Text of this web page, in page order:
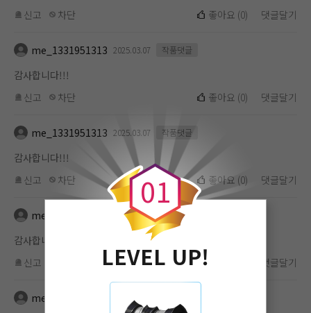
신고
차단 좋아요 (0) 댓글달기
me_1331951313 2025.03.07 작품댓글
감사합니다!!!
신고
차단 좋아요 (0) 댓글달기
me_1331951313 2025.03.07 작품댓글
감사합니다!!!
신고
차단 좋아요 (0) 댓글달기
me_1331951313 2025.03.07 작품댓글
감사합니다!!!
신고
댓글달기
me_1331951313 2025.03.07
0
0
1
LEVEL UP!